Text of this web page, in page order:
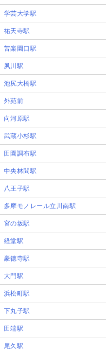
学芸大学駅
祐天寺駅
苦楽園口駅
夙川駅
池尻大橋駅
外苑前
向河原駅
武蔵小杉駅
田園調布駅
中央林間駅
八王子駅
多摩モノレール立川南駅
宮の坂駅
経堂駅
豪徳寺駅
大門駅
浜松町駅
下丸子駅
田端駅
尾久駅